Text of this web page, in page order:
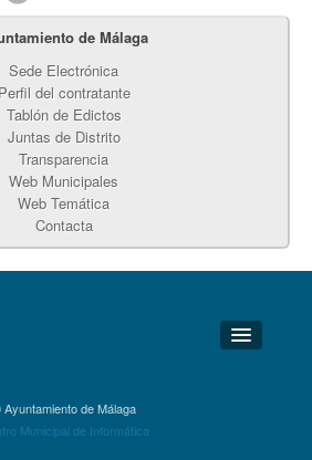
de Málaga
Sede Electrónica
Perfil del contratante
Tablón de Edictos
Juntas de Distrito
Transparencia
Web Municipales
Web Temática
Contacta
de Málaga
Municipal de Informática